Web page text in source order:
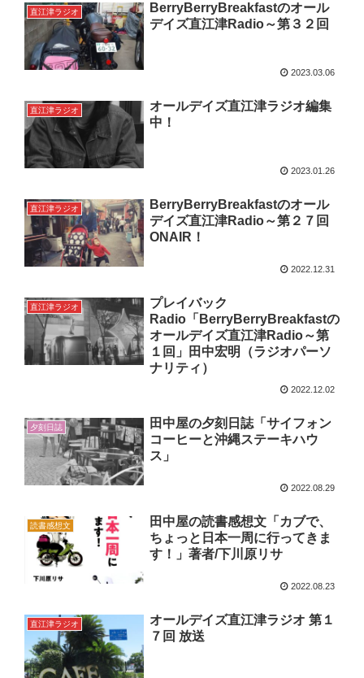
直江津ラジオ
BerryBerryBreakfastのオール
デイズ直江津Radio～第３２回
2023.03.06
直江津ラジオ
オールデイズ直江津ラジオ編集
中！
2023.01.26
直江津ラジオ
BerryBerryBreakfastのオール
デイズ直江津Radio～第２７回
ONAIR！
2022.12.31
直江津ラジオ
プレイバック
Radio「BerryBerryBreakfastの
オールデイズ直江津Radio～第
１回」田中宏明（ラジオパーソ
ナリティ）
2022.12.02
夕刻日誌
田中屋の夕刻日誌「サイフォン
コーヒーと沖縄ステーキハウ
ス」
2022.08.29
読書感想文
田中屋の読書感想文「カブで、
ちょっと日本一周に行ってきま
す！」著者/下川原リサ
2022.08.23
直江津ラジオ
オールデイズ直江津ラジオ 第１
７回 放送